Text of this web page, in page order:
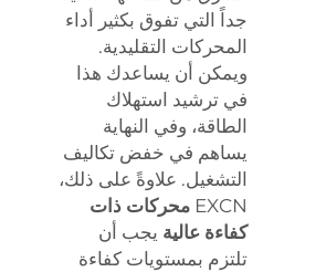
جداً التي تفوق بكثير أداء
المحركات التقليدية.
ويمكن أن يساعدك هذا
في ترشيد استهلاك
الطاقة، وفي النهاية
يساهم في خفض تكاليف
التشغيل. علاوةً على ذلك،
EXCN محركات ذات
كفاءة عالية يجب أن
تلتزم بمستويات كفاءة